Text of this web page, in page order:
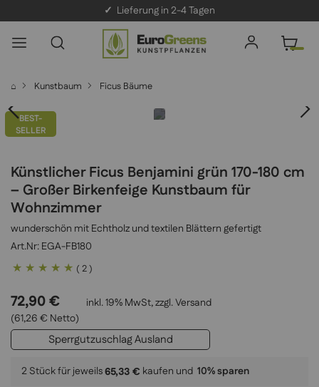
✓ Lieferung in 2-4 Tagen
⌂ Kunstbaum Ficus Bäume
BEST-
SELLER
Künstlicher Ficus Benjamini grün 170-180 cm
– Großer Birkenfeige Kunstbaum für
Wohnzimmer
wunderschön mit Echtholz und textilen Blättern gefertigt
EGA-FB180
Bewertung:
( 2 )
72,90 €
(61,26 € Netto)
inkl. 19% MwSt, zzgl.Versand
Sperrgutzuschlag Ausland
2 Stück für jeweils65,33 € kaufen und 10% sparen